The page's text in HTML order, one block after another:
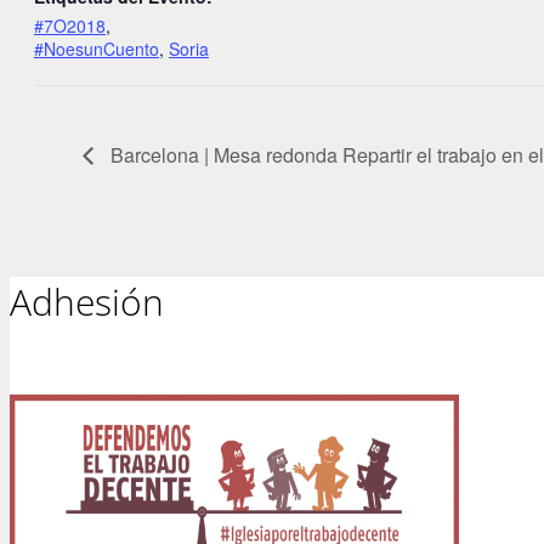
#7O2018,
#NoesunCuento, Soria
Barcelona | Mesa redonda Repartir el trabajo en
Adhesión